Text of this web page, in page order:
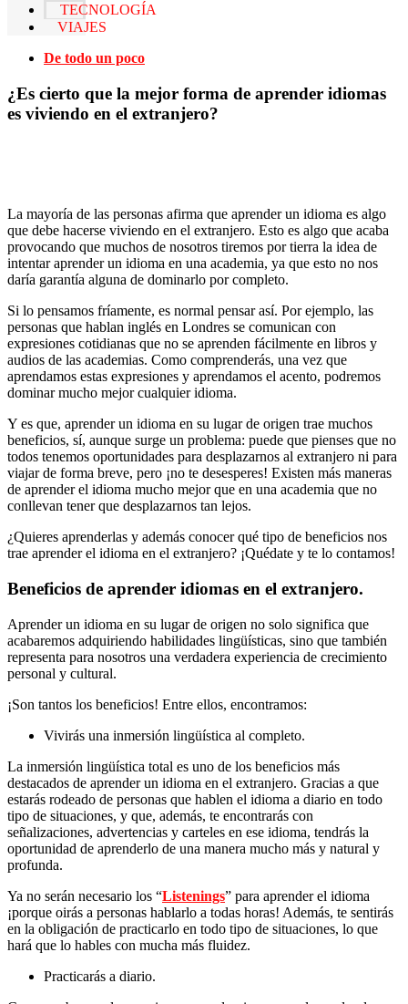
TECNOLOGÍA
VIAJES
De todo un poco
¿Es cierto que la mejor forma de aprender idiomas
es viviendo en el extranjero?
La mayoría de las personas afirma que aprender un idioma es algo
que debe hacerse viviendo en el extranjero. Esto es algo que acaba
provocando que muchos de nosotros tiremos por tierra la idea de
intentar aprender un idioma en una academia, ya que esto no nos
daría garantía alguna de dominarlo por completo.
Si lo pensamos fríamente, es normal pensar así. Por ejemplo, las
personas que hablan inglés en Londres se comunican con
expresiones cotidianas que no se aprenden fácilmente en libros y
audios de las academias. Como comprenderás, una vez que
aprendamos estas expresiones y aprendamos el acento, podremos
dominar mucho mejor cualquier idioma.
Y es que, aprender un idioma en su lugar de origen trae muchos
beneficios, sí, aunque surge un problema: puede que pienses que no
todos tenemos oportunidades para desplazarnos al extranjero ni para
viajar de forma breve, pero ¡no te desesperes! Existen más maneras
de aprender el idioma mucho mejor que en una academia que no
conllevan tener que desplazarnos tan lejos.
¿Quieres aprenderlas y además conocer qué tipo de beneficios nos
trae aprender el idioma en el extranjero? ¡Quédate y te lo contamos!
Beneficios de aprender idiomas en el extranjero.
Aprender un idioma en su lugar de origen no solo significa que
acabaremos adquiriendo habilidades lingüísticas, sino que también
representa para nosotros una verdadera experiencia de crecimiento
personal y cultural.
¡Son tantos los beneficios! Entre ellos, encontramos:
Vivirás una inmersión lingüística al completo.
La inmersión lingüística total es uno de los beneficios más
destacados de aprender un idioma en el extranjero. Gracias a que
estarás rodeado de personas que hablen el idioma a diario en todo
tipo de situaciones, y que, además, te encontrarás con
señalizaciones, advertencias y carteles en ese idioma, tendrás la
oportunidad de aprenderlo de una manera mucho más y natural y
profunda.
Ya no serán necesario los “Listenings” para aprender el idioma
¡porque oirás a personas hablarlo a todas horas! Además, te sentirás
en la obligación de practicarlo en todo tipo de situaciones, lo que
hará que lo hables con mucha más fluidez.
Practicarás a diario.